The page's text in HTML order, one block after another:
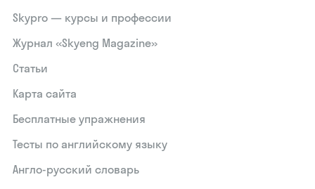
Skypro — курсы и профессии
Журнал «Skyeng Magazine»
Статьи
Карта сайта
Бесплатные упражнения
Тесты по английскому языку
Англо-русский словарь